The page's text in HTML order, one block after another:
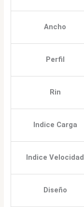
Ancho
Perfil
Rin
Indice Carga
Indice Velocidad
Diseño